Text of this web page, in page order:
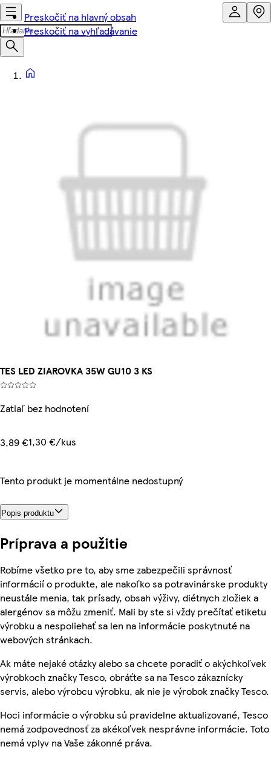
Preskočiť na hlavný obsah
Preskočiť na vyhľadávanie
TES LED ZIAROVKA 35W GU10 3 KS
Zatiaľ bez hodnotení
3,89 €1,30 €/kus
Tento produkt je momentálne nedostupný
Popis produktu
Príprava a použitie
Robíme všetko pre to, aby sme zabezpečili správnosť
informácií o produkte, ale nakoľko sa potravinárske produkty
neustále menia, tak prísady, obsah výživy, diétnych zložiek a
alergénov sa môžu zmeniť. Mali by ste si vždy prečítať etiketu
výrobku a nespoliehať sa len na informácie poskytnuté na
webových stránkach.
Ak máte nejaké otázky alebo sa chcete poradiť o akýchkoľvek
výrobkoch značky Tesco, obráťte sa na Tesco zákaznícky
servis, alebo výrobcu výrobku, ak nie je výrobok značky Tesco.
Hoci informácie o výrobku sú pravidelne aktualizované, Tesco
nemá zodpovednosť za akékoľvek nesprávne informácie. Toto
nemá vplyv na Vaše zákonné práva.